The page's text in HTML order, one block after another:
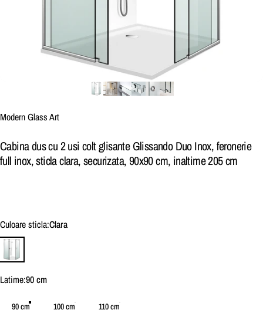
Brand:
Modern Glass Art
Cabina dus cu 2 usi colt glisante Glissando Duo Inox, feronerie
full inox, sticla clara, securizata, 90x90 cm, inaltime 205 cm
Culoare sticla
Culoare sticla:Clara
Clara
Latime
Latime:90 cm
90 cm 100 cm 110 cm